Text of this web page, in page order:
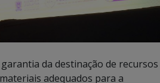
da destinação de recursos
adequados para a